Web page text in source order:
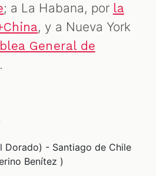
; a La Habana, por la
, y a Nueva York
General de
.
Dorado) - Santiago de Chile
Benítez )